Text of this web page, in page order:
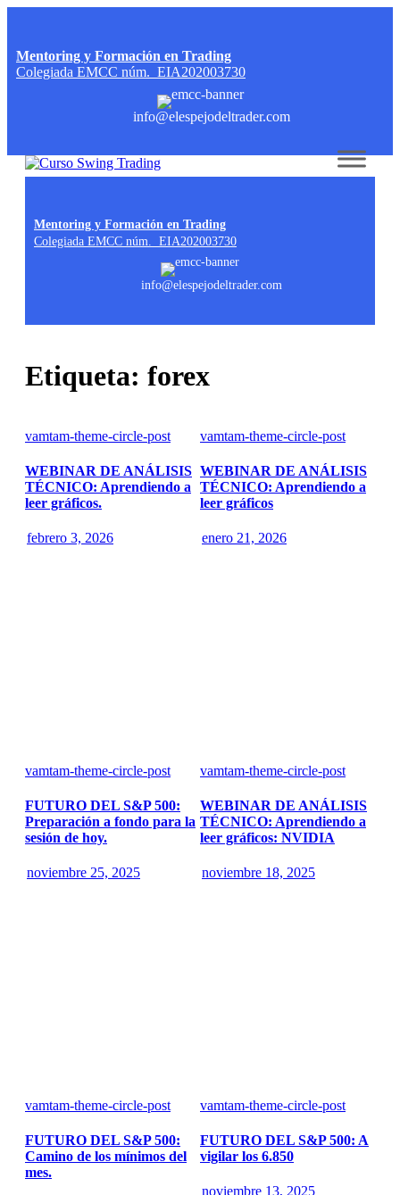
Mentoring y Formación en Trading
Colegiada EMCC núm. EIA202003730
info@elespejodeltrader.com
Mentoring y Formación en Trading
Colegiada EMCC núm. EIA202003730
info@elespejodeltrader.com
Etiqueta: forex
vamtam-theme-circle-post
WEBINAR DE ANÁLISIS
TÉCNICO: Aprendiendo a
leer gráficos.
febrero 3, 2026
vamtam-theme-circle-post
WEBINAR DE ANÁLISIS
TÉCNICO: Aprendiendo a
leer gráficos
enero 21, 2026
vamtam-theme-circle-post
FUTURO DEL S&P 500:
Preparación a fondo para la
sesión de hoy.
noviembre 25, 2025
vamtam-theme-circle-post
WEBINAR DE ANÁLISIS
TÉCNICO: Aprendiendo a
leer gráficos: NVIDIA
noviembre 18, 2025
vamtam-theme-circle-post
FUTURO DEL S&P 500:
Camino de los mínimos del
mes.
vamtam-theme-circle-post
FUTURO DEL S&P 500: A
vigilar los 6.850
noviembre 13, 2025